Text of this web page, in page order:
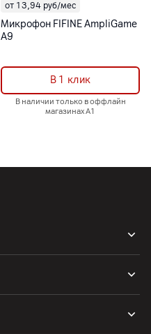
от 13,94 руб/мес
Микрофон FIFINE AmpliGame
A9
В 1 клик
В наличии только в оффлайн
магазинах А1